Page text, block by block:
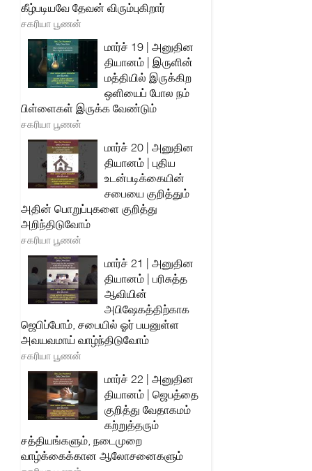
கீழ்படியவே தேவன் விரும்புகிறார்
சகரியா பூணன்
மார்ச் 19 | அனுதின
தியானம் | இருளின்
மத்தியில் இருக்கிற
ஒளியைப் போல நம்
பிள்ளைகள் இருக்க வேண்டும்
சகரியா பூணன்
மார்ச் 20 | அனுதின
தியானம் | புதிய
உடன்படிக்கையின்
சபையை குறித்தும்
அதின் பொறுப்புகளை குறித்து
அறிந்திடுவோம்
சகரியா பூணன்
மார்ச் 21 | அனுதின
தியானம் | பரிசுத்த
ஆவியின்
அபிஷேகத்திற்காக
ஜெபிப்போம், சபையில் ஓர் பயனுள்ள
அவயவமாய் வாழ்ந்திடுவோம்
சகரியா பூணன்
மார்ச் 22 | அனுதின
தியானம் | ஜெபத்தை
குறித்து வேதாகமம்
கற்றுத்தரும்
சத்தியங்களும், நடைமுறை
வாழ்க்கைக்கான ஆலோசனைகளும்